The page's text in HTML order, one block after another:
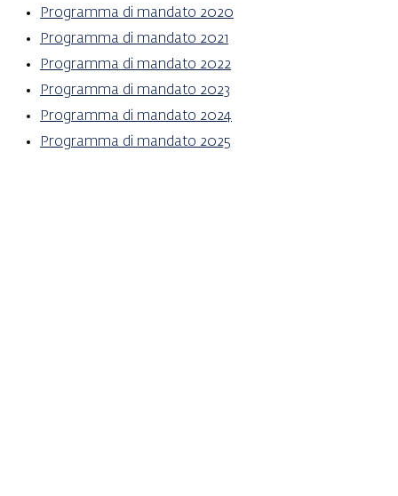
Programma di mandato 2020
Programma di mandato 2021
Programma di mandato 2022
Programma di mandato 2023
Programma di mandato 2024
Programma di mandato 2025